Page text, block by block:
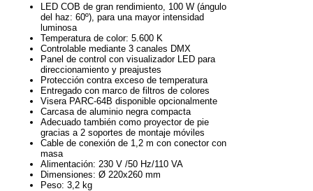
LED COB de gran rendimiento, 100 W (ángulo
del haz: 60º), para una mayor intensidad
luminosa
Temperatura de color: 5.600 K
Controlable mediante 3 canales DMX
Panel de control con visualizador LED para
direccionamiento y preajustes
Protección contra exceso de temperatura
Entregado con marco de filtros de colores
Visera PARC-64B disponible opcionalmente
Carcasa de aluminio negra compacta
Adecuado también como proyector de pie
gracias a 2 soportes de montaje móviles
Cable de conexión de 1,2 m con conector con
masa
Alimentación: 230 V /50 Hz/110 VA
Dimensiones: Ø 220x260 mm
Peso: 3,2 kg